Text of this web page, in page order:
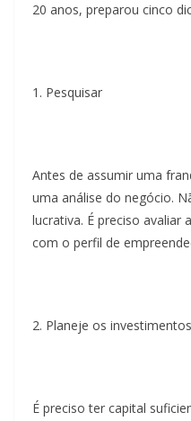
20 anos, preparou cinco
1. Pesquisar
Antes de assumir uma
uma análise do negócio.
lucrativa. É preciso avaliar
com o perfil de
2. Planeje os
É preciso ter capital